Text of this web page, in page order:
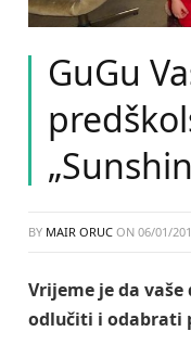
GuGu
BY MAIR ORUC ON 06/01/
Vrijeme je da
odlučiti i odabrati